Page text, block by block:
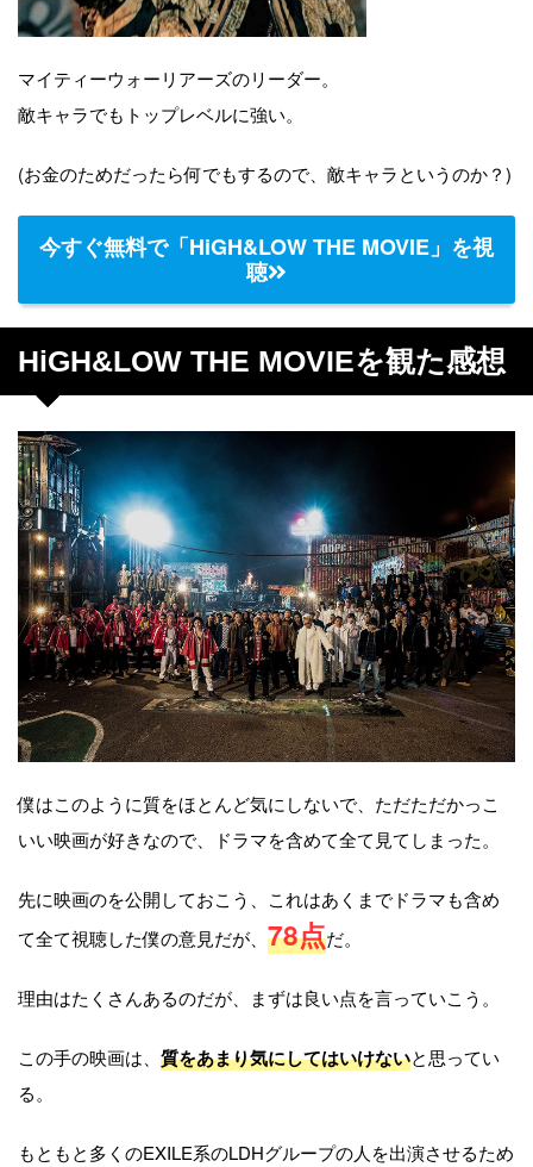
マイティーウォーリアーズのリーダー。
敵キャラでもトップレベルに強い。
(お金のためだったら何でもするので、敵キャラというのか？)
今すぐ無料で「HiGH&LOW THE MOVIE」を視
聴
HiGH&LOW THE MOVIEを観た感想
僕はこのように質をほとんど気にしないで、ただただかっこ
いい映画が好きなので、ドラマを含めて全て見てしまった。
先に映画のを公開しておこう、これはあくまでドラマも含め
て全て視聴した僕の意見だが、 78点だ。
理由はたくさんあるのだが、まずは良い点を言っていこう。
この手の映画は、 質をあまり気にしてはいけないと思ってい
る。
もともと多くのEXILE系のLDHグループの人を出演させるため